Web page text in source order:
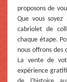
proposons de
Que vous
cabriolet de
chaque étape.
nous offrons des
La vente de
expérience